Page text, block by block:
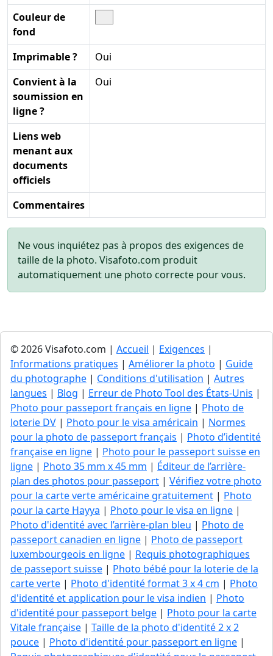
Couleur de
fond
Imprimable ?
Oui
Convient à la
soumission en
ligne ?
Oui
Liens web
menant aux
documents
officiels
Commentaires
Ne vous inquiétez pas à propos des exigences de
taille de la photo. Visafoto.com produit
automatiquement une photo correcte pour vous.
© 2026 Visafoto.com | Accueil | Exigences |
Informations pratiques | Améliorer la photo | Guide
du photographe | Conditions d'utilisation | Autres
langues | Blog | Erreur de Photo Tool des États-Unis |
Photo pour passeport français en ligne | Photo de
loterie DV | Photo pour le visa américain | Normes
pour la photo de passeport français | Photo d’identité
française en ligne | Photo pour le passeport suisse en
ligne | Photo 35 mm x 45 mm | Éditeur de l’arrière-
plan des photos pour passeport | Vérifiez votre photo
pour la carte verte américaine gratuitement | Photo
pour la carte Hayya | Photo pour le visa en ligne |
Photo d'identité avec l’arrière-plan bleu | Photo de
passeport canadien en ligne | Photo de passeport
luxembourgeois en ligne | Requis photographiques
de passeport suisse | Photo bébé pour la loterie de la
carte verte | Photo d'identité format 3 x 4 cm | Photo
d'identité et application pour le visa indien | Photo
d'identité pour passeport belge | Photo pour la carte
Vitale française | Taille de la photo d'identité 2 x 2
pouce | Photo d'identité pour passeport en ligne |